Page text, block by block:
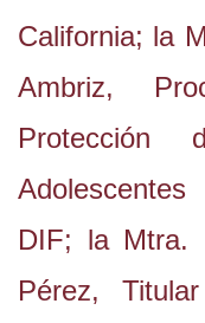
California; la
Ambriz,
DIF; la Mtra.
Pérez,